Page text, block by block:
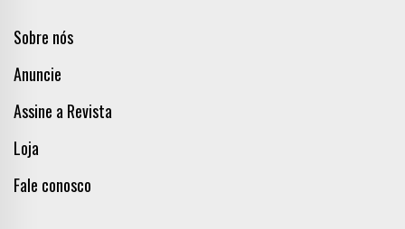
Sobre nós
Anuncie
Assine a Revista
Loja
Fale conosco